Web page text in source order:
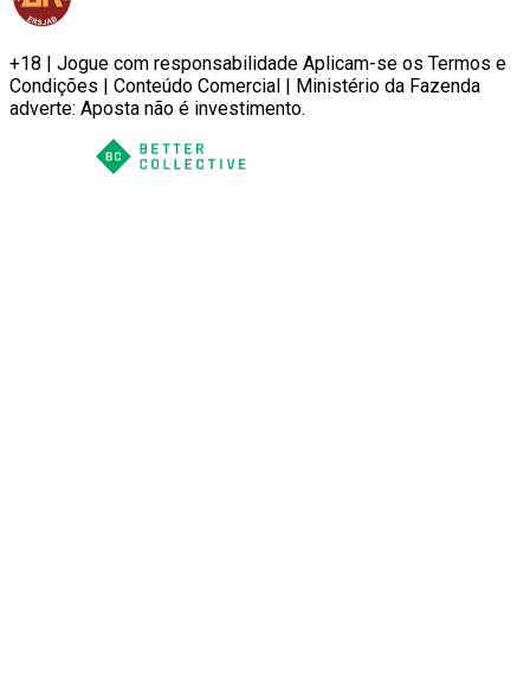
+18 | Jogue com responsabilidade Aplicam-se os Termos e
Condições | Conteúdo Comercial | Ministério da Fazenda
adverte: Aposta não é investimento.